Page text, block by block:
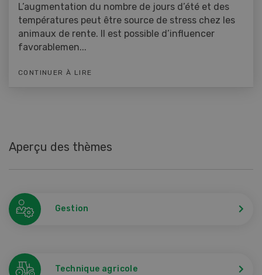
L’augmentation du nombre de jours d’été et des
températures peut être source de stress chez les
animaux de rente. Il est possible d’influencer
favorablemen...
CONTINUER À LIRE
Aperçu des thèmes
Gestion
Technique agricole